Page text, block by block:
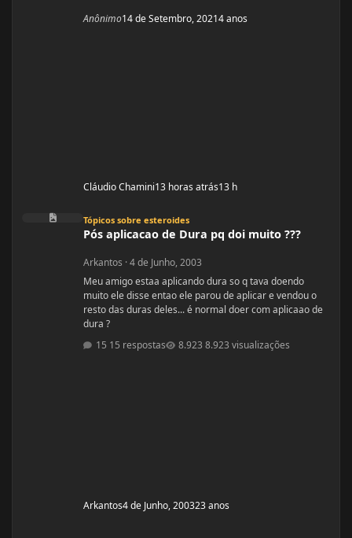
Anônimo14 de Setembro, 20214 anos
Cláudio Chamini13 horas atrás13 h
Pós aplicacao de Dura pq doi muito ???
Tópicos sobre esteroides
Pós aplicacao de Dura pq doi muito ???
Arkantos ·4 de Junho, 2003
Meu amigo estaa aplicando dura so q tava doendo
muito ele disse entao ele parou de aplicar e vendou o
resto das duras deles... é normal doer com aplicaao de
dura ?
15 respostas
8.923 visualizações
Arkantos4 de Junho, 200323 anos